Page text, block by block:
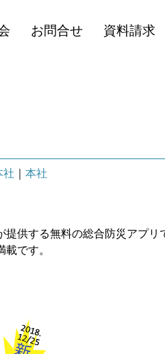
お問合せ 資料請求
社 本社
供する無料の総合防災アプリ
です。